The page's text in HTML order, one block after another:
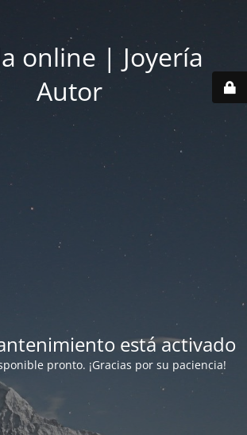
online | Joyería
Autor
está activado
pronto. ¡Gracias por su paciencia!